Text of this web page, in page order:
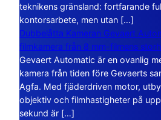
teknikens gränsland: fortfarande
kontorsarbete, men utan […]
Dubbelåtta Kameran Gevaert
filmkamera från 8 mm-filmens
Gevaert Automatic är en ovanlig
kamera från tiden före Gevaerts
Agfa. Med fjäderdriven motor,
objektiv och filmhastigheter på
sekund är […]